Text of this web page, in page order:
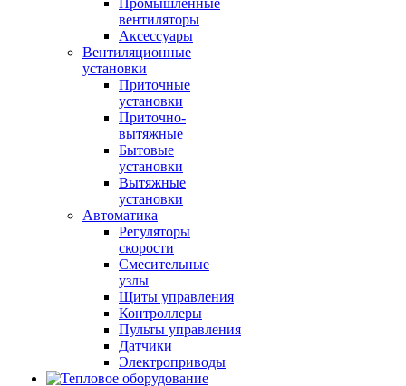
Промышленные
вентиляторы
Аксессуары
Вентиляционные
установки
Приточные
установки
Приточно-
вытяжные
Бытовые
установки
Вытяжные
установки
Автоматика
Регуляторы
скорости
Смесительные
узлы
Щиты управления
Контроллеры
Пульты управления
Датчики
Электроприводы